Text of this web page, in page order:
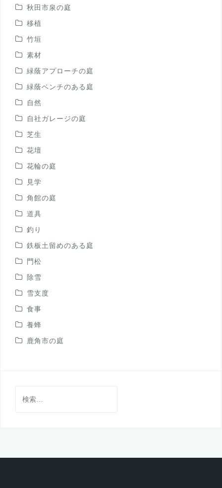
秋田市泉の庭
移植
竹垣
素材
緑蔭アプローチの庭
緑蔭ベンチのある庭
自然
自社ガレージの庭
芝生
花壇
花輪の庭
見学
角館の庭
道具
釣り
鉄板土留めのある庭
門松
除雪
雪支度
食事
養蜂
鹿角市の庭
索: